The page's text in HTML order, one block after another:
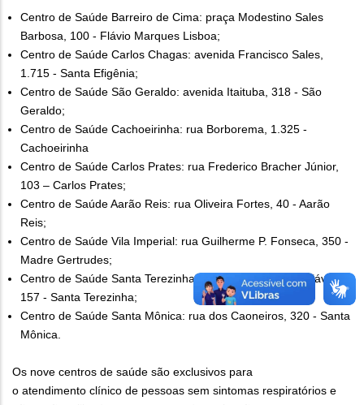
Centro de Saúde Barreiro de Cima: praça Modestino Sales
Barbosa, 100 - Flávio Marques Lisboa;
Centro de Saúde Carlos Chagas: avenida Francisco Sales,
1.715 - Santa Efigênia;
Centro de Saúde São Geraldo: avenida Itaituba, 318 - São
Geraldo;
Centro de Saúde Cachoeirinha: rua Borborema, 1.325 -
Cachoeirinha
Centro de Saúde Carlos Prates: rua Frederico Bracher Júnior,
103 – Carlos Prates;
Centro de Saúde Aarão Reis: rua Oliveira Fortes, 40 - Aarão
Reis;
Centro de Saúde Vila Imperial: rua Guilherme P. Fonseca, 350 -
Madre Gertrudes;
Centro de Saúde Santa Terezinha: rua Senador Virgílio Távora,
157 - Santa Terezinha;
Centro de Saúde Santa Mônica: rua dos Caoneiros, 320 - Santa
Mônica.
Os nove centros de saúde são exclusivos para
o atendimento clínico de pessoas sem sintomas respiratórios e